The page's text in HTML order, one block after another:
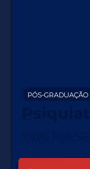
PÓS-GRADUAÇÃO
100%